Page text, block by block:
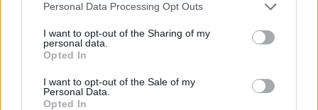
Personal Data Processing Opt Outs
I want to opt-out of the Sharing of my
personal data.
Opted In
I want to opt-out of the Sale of my
Personal Data.
Opted In
Solicitar una valoración médica
independiente, no solo la que facilita la
aseguradora.